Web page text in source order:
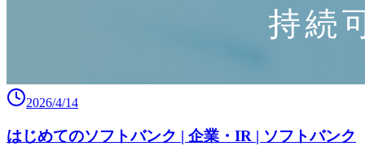
2026/4/14
はじめてのソフトバンク | 企業・IR | ソフトバンク